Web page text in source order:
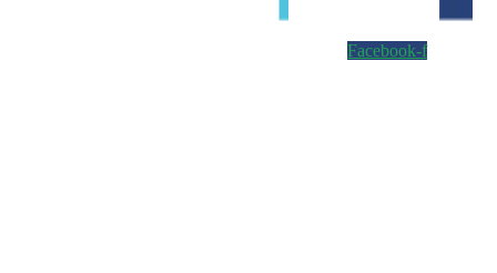
Facebook-f